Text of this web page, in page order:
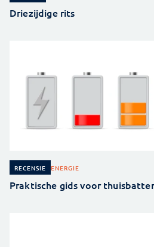
Driezijdige rits
RECENSIE ENERGIE
Praktische gids voor